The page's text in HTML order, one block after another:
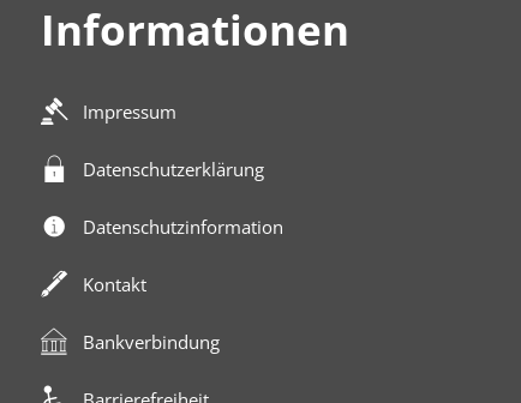
Informationen
Impressum
Datenschutzerklärung
Datenschutzinformation
Kontakt
Bankverbindung